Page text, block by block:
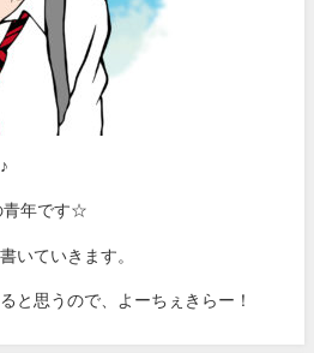
青年です☆
いていきます。
と思うので、よーちぇきらー！